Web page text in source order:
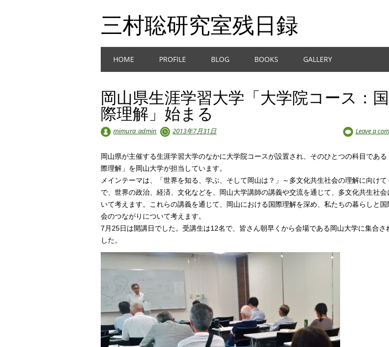
三村聡研究室残日録
Main menu
HOME PROFILE BLOG BOOKS GALLERY
岡山県生涯学習大学「大学院コース：国
際理解」始まる
mimura_admin 2013年7月31日 Leave a
岡山県が主催する生涯学習大学のなかに大学院コースが設置され、そのひとつの科目である
際理解」を岡山大学が担当しています。
メインテーマは、「世界を知る、学ぶ、そして岡山は？」～多文化共生社会の理解に向けて
で、世界の政治、経済、文化などを、岡山大学講師の講義や交流を通じて、多文化共生社会
いて考えます。これらの講義を通じて、岡山における国際理解を深め、私たちの暮らしと国
会のつながりについて考えます。
7月25日は開講日でした。受講生は12名で、皆さん朝早くから会場である岡山大学に集合さ
した。